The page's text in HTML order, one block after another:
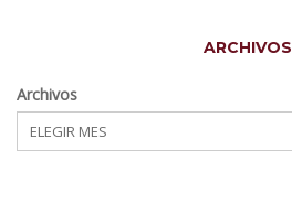
ARCHIVOS
Archivos